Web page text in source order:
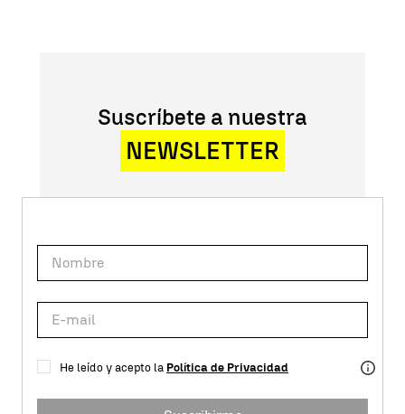
Suscríbete a nuestra
NEWSLETTER
He leído y acepto la Política de Privacidad